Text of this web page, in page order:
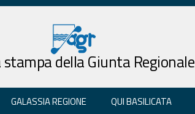
della Giunta Regionale
GALASSIA REGIONE QUI BASILICATA